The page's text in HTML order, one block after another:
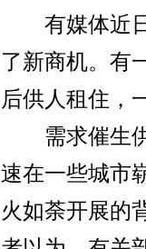
有媒体近日
了新商机。有
后供人租住，
需求催生供
速在一些城市
火如荼开展的